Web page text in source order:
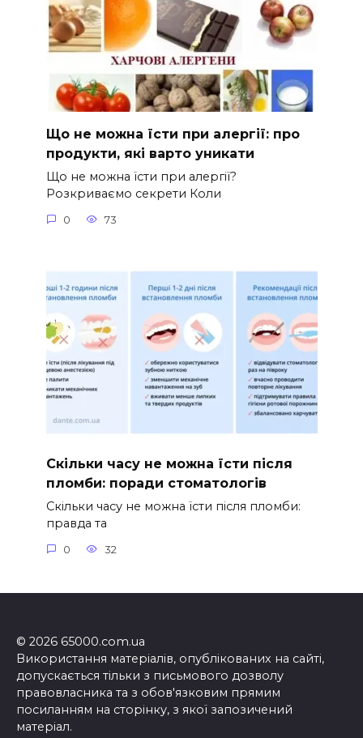
Що не можна їсти при алергії: про
продукти, які варто уникати
Що не можна їсти при алергії?
Розкриваємо секрети Коли
0 73
Скільки часу не можна їсти після
пломби: поради стоматологів
Скільки часу не можна їсти після пломби:
правда та
0 32
© 2026 65000.com.ua
Використання матеріалів, опублікованих на сайті,
допускається тільки з письмового дозволу
правовласника та з обов'язковим прямим
посиланням на сторінку, з якої запозичений
матеріал.